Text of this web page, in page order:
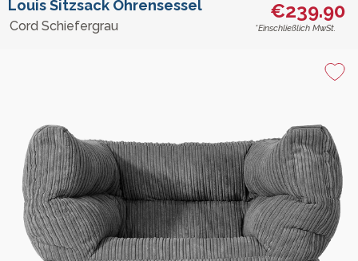
Louis Sitzsack Ohrensessel
Cord Schiefergrau
€239.90
*Einschließlich MwSt.